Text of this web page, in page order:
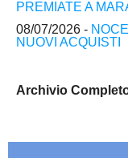
PREMIATE A
08/07/2026 -
NUOVI ACQUISTI
Archivio